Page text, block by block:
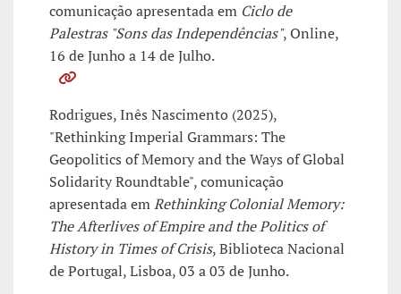
comunicação apresentada em Ciclo de
Palestras "Sons das Independências", Online,
16 de Junho a 14 de Julho.
Rodrigues, Inês Nascimento (2025),
"Rethinking Imperial Grammars: The
Geopolitics of Memory and the Ways of Global
Solidarity Roundtable", comunicação
apresentada emRethinking Colonial Memory:
The Afterlives of Empire and the Politics of
History in Times of Crisis, Biblioteca Nacional
de Portugal, Lisboa, 03 a 03 de Junho.